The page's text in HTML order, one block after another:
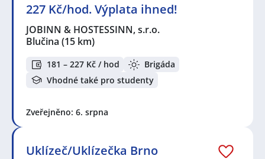
227 Kč/hod. Výplata ihned!
JOBINN & HOSTESSINN, s.r.o.
Blučina (15 km)
181 – 227 Kč / hod
Brigáda
Vhodné také pro studenty
Zveřejněno: 6. srpna
Uklízeč/Uklízečka Brno